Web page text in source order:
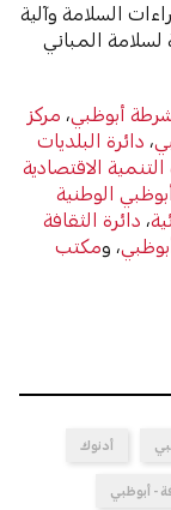
السلامة وآلية
المباني
أبوظبي ، مركز
، دائرة البلديات
التنمية الاقتصادية
الوطنية
، دائرة الثقافة
، ومكتب
أدنوك
- أبوظبي